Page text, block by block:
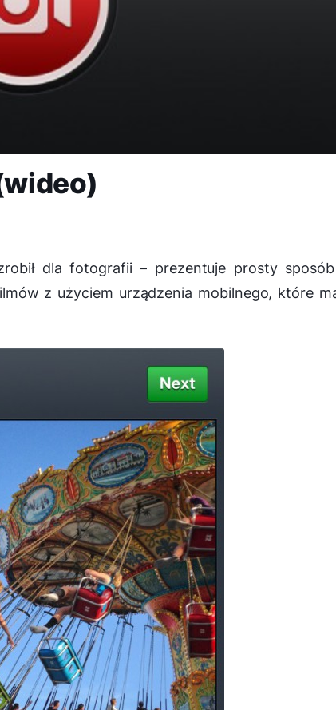
dla fotografii – prezentuje prosty
z użyciem urządzenia mobilnego, które